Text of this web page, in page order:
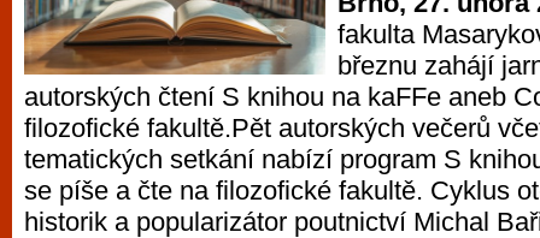
fakulta
březnu zahájí
autorských čtení S knihou na kaFFe aneb
filozofické fakultě.Pět autorských večerů
tematických setkání nabízí program S
se píše a čte na filozofické fakultě. Cyklus
historik a popularizátor poutnictví Michal
Brno je
zajímavé
restaurace,
Mimo jiné je ale také místem, kde si
vyzkoušet různé kasinové hry. V
metropoli naleznete širokou nabídku her
po moderní automaty jak pro pravidelné